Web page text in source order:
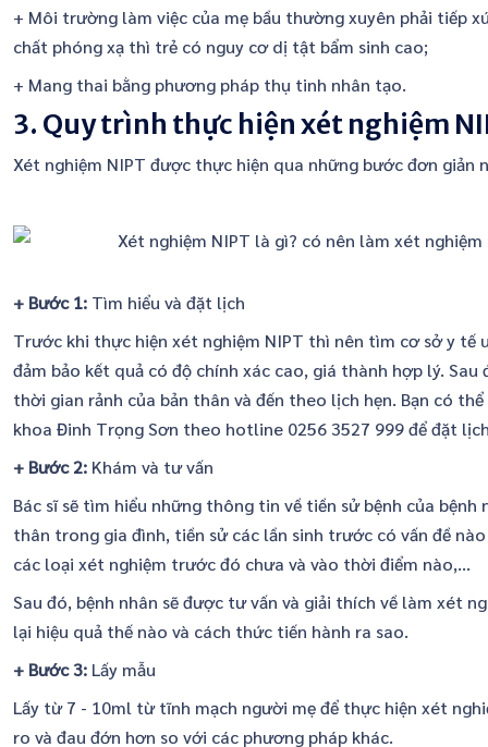
+ Môi trường làm việc của mẹ bầu thường xuyên phải tiếp
chất phóng xạ thì trẻ có nguy cơ dị tật bẩm sinh cao;
+ Mang thai bằng phương pháp thụ tinh nhân tạo.
3. Quy trình thực hiện xét nghiệm
Xét nghiệm NIPT được thực hiện qua những bước đơn giản
+ Bước 1: Tìm hiểu và đặt lịch
Trước khi thực hiện xét nghiệm NIPT thì nên tìm cơ sở y tế
đảm bảo kết quả có độ chính xác cao, giá thành hợp lý.
thời gian rảnh của bản thân và đến theo lịch hẹn. Bạn có
khoa Đinh Trọng Sơn theo hotline 0256 3527 999 để đặt
+ Bước 2: Khám và tư vấn
Bác sĩ sẽ tìm hiểu những thông tin về tiền sử bệnh của bệnh
thân trong gia đình, tiền sử các lần sinh trước có vấn đề
các loại xét nghiệm trước đó chưa và vào thời điểm nào,...
Sau đó, bệnh nhân sẽ được tư vấn và giải thích về làm xét
lại hiệu quả thế nào và cách thức tiến hành ra sao.
+ Bước 3: Lấy mẫu
Lấy từ 7 - 10ml từ tĩnh mạch người mẹ để thực hiện xét
ro và đau đớn hơn so với các phương pháp khác.